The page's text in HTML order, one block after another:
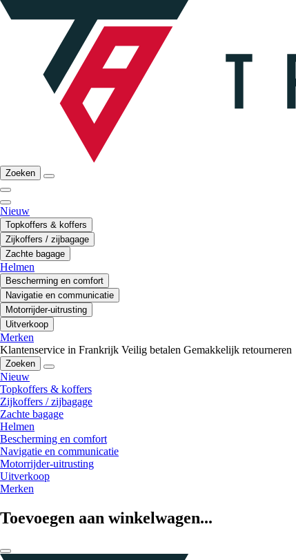
Zoeken
Nieuw
Topkoffers & koffers
Zijkoffers / zijbagage
Zachte bagage
Helmen
Bescherming en comfort
Navigatie en communicatie
Motorrijder-uitrusting
Uitverkoop
Merken
Klantenservice in Frankrijk Veilig betalen Gemakkelijk retourneren
Zoeken
Nieuw
Topkoffers & koffers
Zijkoffers / zijbagage
Zachte bagage
Helmen
Bescherming en comfort
Navigatie en communicatie
Motorrijder-uitrusting
Uitverkoop
Merken
Toevoegen aan winkelwagen...